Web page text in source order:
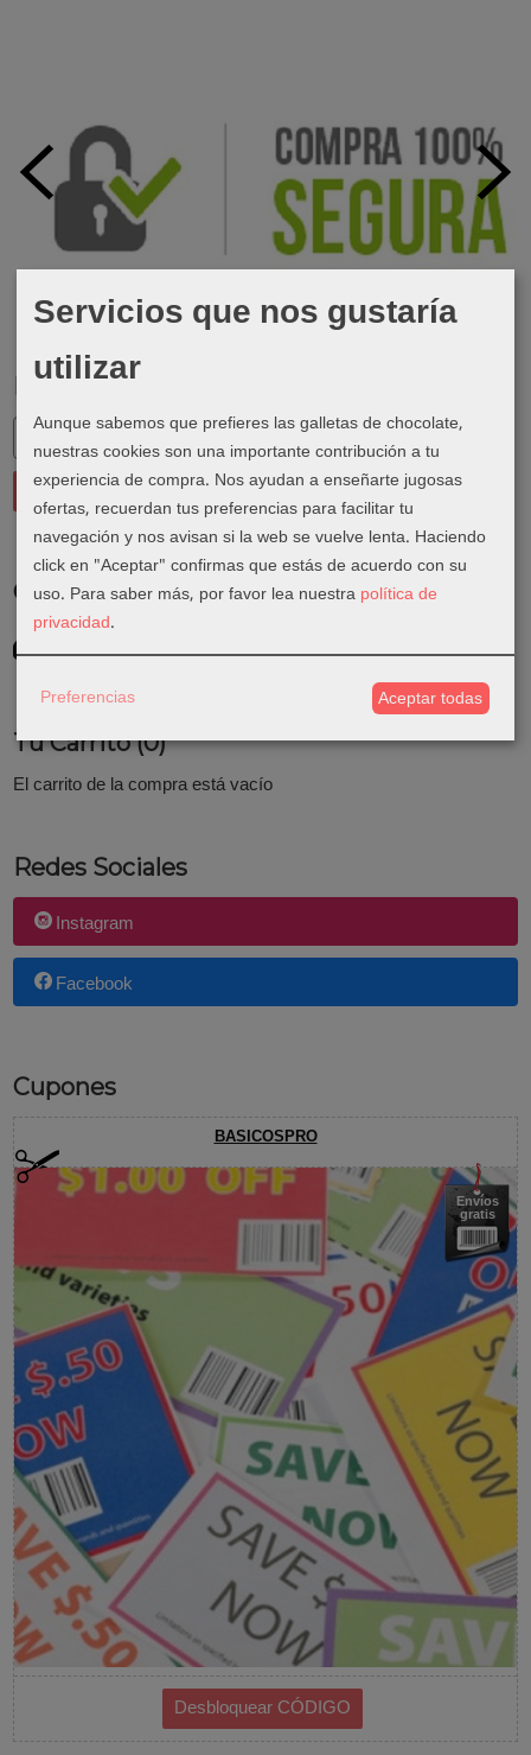
Marcas
Costes de Envío
GRATIS *
Consultar Destinos
Tu Carrito (0)
El carrito de la compra está vacío
Redes Sociales
Instagram
Facebook
Cupones
BASICOSPRO
Envíos
gratis
Servicios que nos gustaría
utilizar
Aunque sabemos que prefieres las galletas de chocolate,
nuestras cookies son una importante contribución a tu
experiencia de compra. Nos ayudan a enseñarte jugosas
ofertas, recuerdan tus preferencias para facilitar tu
navegación y nos avisan si la web se vuelve lenta. Haciendo
click en "Aceptar" confirmas que estás de acuerdo con su
uso. Para saber más, por favor lea nuestra política de
privacidad.
Preferencias Aceptar todas